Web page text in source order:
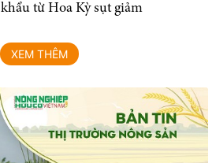
khẩu từ Hoa Kỳ sụt giảm
XEM THÊM